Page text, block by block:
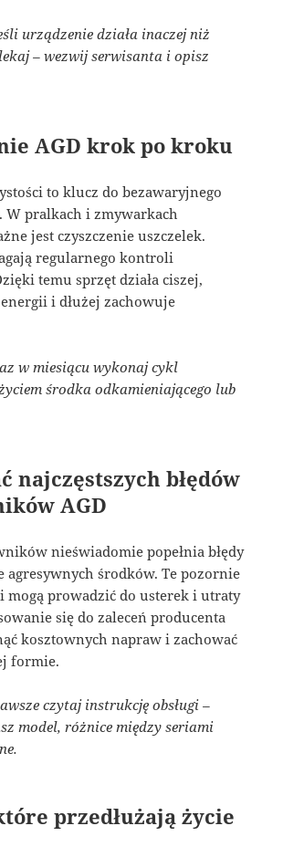
urządzenie działa inaczej niż
– wezwij serwisanta i opisz
AGD krok po kroku
to klucz do bezawaryjnego
W pralkach i zmywarkach
jest czyszczenie uszczelek.
regularnego kontroli
temu sprzęt działa ciszej,
i dłużej zachowuje
w miesiącu wykonaj cykl
środka odkamieniającego lub
najczęstszych błędów
AGD
nieświadomie popełnia błędy
agresywnych środków. Te pozornie
mogą prowadzić do usterek i utraty
się do zaleceń producenta
kosztownych napraw i zachować
formie.
czytaj instrukcję obsługi –
model, różnice między seriami
przedłużają życie